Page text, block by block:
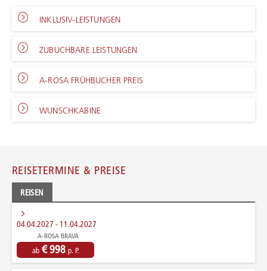
INKLUSIV-LEISTUNGEN
ZUBUCHBARE LEISTUNGEN
A-ROSA FRÜHBUCHER PREIS
WUNSCHKABINE
REISETERMINE & PREISE
REISEN
04.04.2027 - 11.04.2027
A-ROSA BRAVA
ab € 998 p. P.